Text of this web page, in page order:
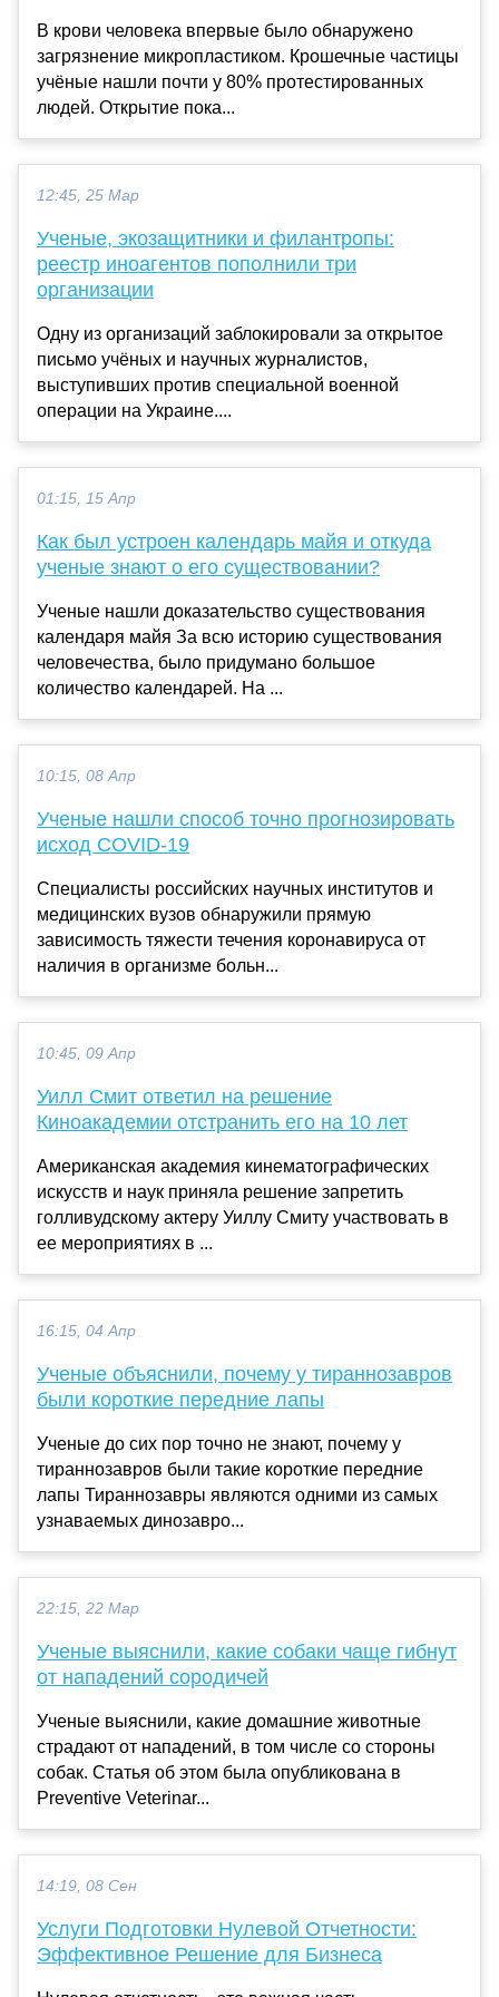
В крови человека впервые было обнаружено
загрязнение микропластиком. Крошечные частицы
учёные нашли почти у 80% протестированных
людей. Открытие пока...
12:45, 25 Мар
Ученые, экозащитники и филантропы:
реестр иноагентов пополнили три
организации
Одну из организаций заблокировали за открытое
письмо учёных и научных журналистов,
выступивших против специальной военной
операции на Украине....
01:15, 15 Апр
Как был устроен календарь майя и откуда
ученые знают о его существовании?
Ученые нашли доказательство существования
календаря майя За всю историю существования
человечества, было придумано большое
количество календарей. На ...
10:15, 08 Апр
Ученые нашли способ точно прогнозировать
исход COVID-19
Специалисты российских научных институтов и
медицинских вузов обнаружили прямую
зависимость тяжести течения коронавируса от
наличия в организме больн...
10:45, 09 Апр
Уилл Смит ответил на решение
Киноакадемии отстранить его на 10 лет
Американская академия кинематографических
искусств и наук приняла решение запретить
голливудскому актеру Уиллу Смиту участвовать в
ее мероприятиях в ...
16:15, 04 Апр
Ученые объяснили, почему у тираннозавров
были короткие передние лапы
Ученые до сих пор точно не знают, почему у
тираннозавров были такие короткие передние
лапы Тираннозавры являются одними из самых
узнаваемых динозавро...
22:15, 22 Мар
Ученые выяснили, какие собаки чаще гибнут
от нападений сородичей
Ученые выяснили, какие домашние животные
страдают от нападений, в том числе со стороны
собак. Статья об этом была опубликована в
Preventive Veterinar...
14:19, 08 Сен
Услуги Подготовки Нулевой Отчетности:
Эффективное Решение для Бизнеса